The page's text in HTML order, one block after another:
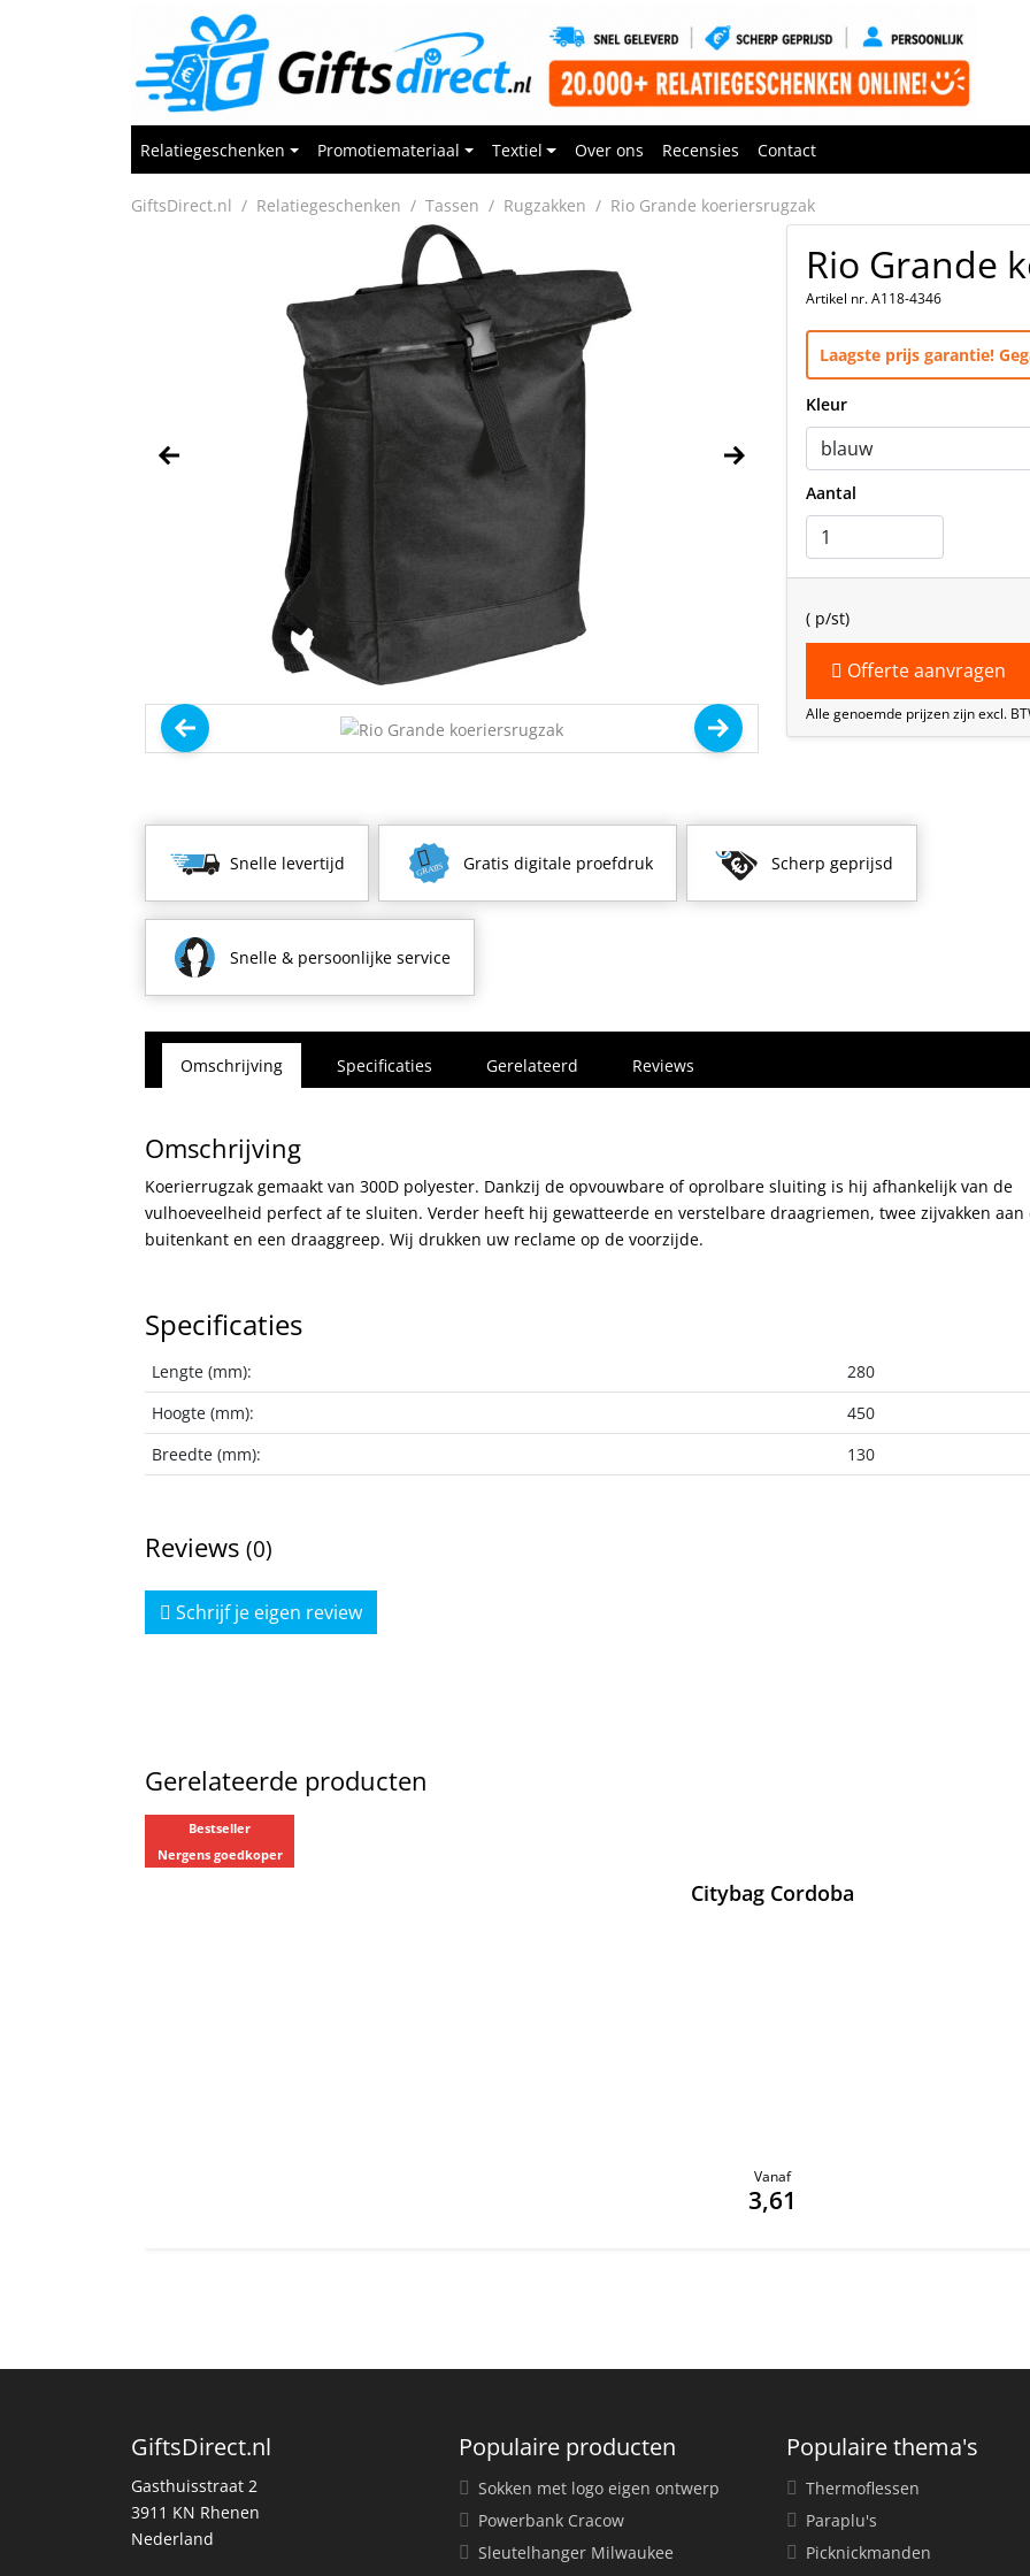
Relatiegeschenken
Promotiemateriaal Textiel Over ons Recensies Contact
GiftsDirect.nl Relatiegeschenken Tassen Rugzakken Rio Grande koeriersrugzak
Rio Grande
Artikel nr. A118-4346
Laagste prijs garantie!
Kleur
Aantal
( p/st)
Offerte aanvragen
Alle genoemde prijzen zijn excl.
Snelle levertijd Gratis digitale proefdruk Scherp geprijsd
Snelle & persoonlijke service
Omschrijving Specificaties Gerelateerd Reviews
Omschrijving
Koerierrugzak gemaakt van 300D polyester. Dankzij de opvouwbare of oprolbare sluiting is hij afhankelijk van de
vulhoeveelheid perfect af te sluiten. Verder heeft hij gewatteerde en verstelbare draagriemen, twee zijvakken aan
buitenkant en een draaggreep. Wij drukken uw reclame op de voorzijde.
Specificaties
Lengte (mm):
280
Hoogte (mm):
450
Breedte (mm):
130
Reviews (0)
Schrijf je eigen review
Gerelateerde producten
Bestseller
Nergens goedkoper
Citybag Cordoba
Vanaf
3,61
GiftsDirect.nl
Gasthuisstraat 2
3911 KN Rhenen
Nederland
Populaire producten
Sokken met logo eigen ontwerp
Powerbank Cracow
Sleutelhanger Milwaukee
Populaire thema's
Thermoflessen
Paraplu's
Picknickmanden